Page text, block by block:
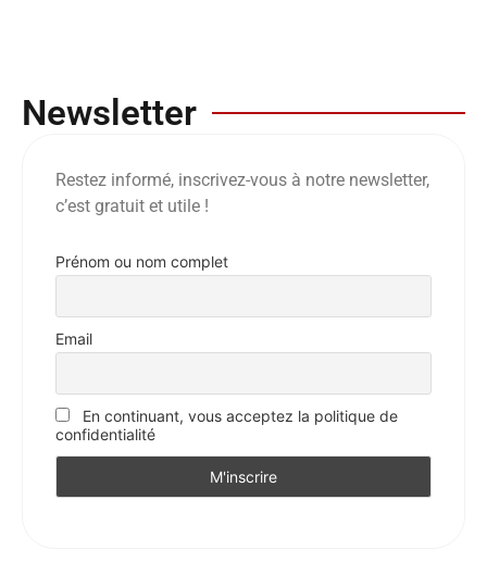
Newsletter
Restez informé, inscrivez-vous à notre newsletter,
c’est gratuit et utile !
Prénom ou nom complet
Email
En continuant, vous acceptez la politique de
confidentialité